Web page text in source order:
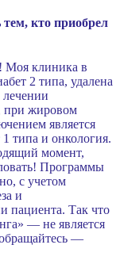
кто приобрел
Моя клиника в
2 типа, удалена
лечении
при жировом
является
типа и онкология.
момент,
Программы
с учетом
и
пациента. Так что
— не является
—